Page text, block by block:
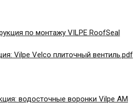
по монтажу VILPE RoofSeal
Vilpe Velco плиточный вентиль.pdf
водосточные воронки Vilpe AM